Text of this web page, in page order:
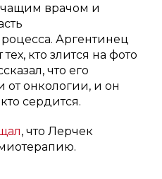
врачом и
Аргентинец
кто злится на фото
что его
онкологии, и он
сердится.
, что Лерчек